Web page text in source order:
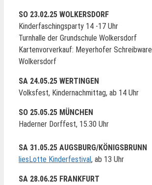
SO 23.02.25 WOLKERSDORF
Kinderfaschingsparty 14 -17 Uhr
Turnhalle der Grundschule Wolkersdorf
Kartenvorverkauf: Meyerhofer
Wolkersdorf
SA 24.05.25 WERTINGEN
Volksfest, Kindernachmittag, ab 14 Uhr
SO 25.05.25 MÜNCHEN
Haderner Dorffest, 15.30 Uhr
SA 31.05.25 AUGSBURG/KÖNIGSBRUNN
liesLotte Kinderfestival, ab 13 Uhr
SA 28.06.25 FRANKFURT